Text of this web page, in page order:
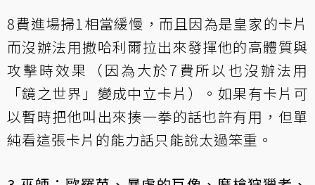
8費進場掃1相當緩慢，而且因為是皇家的卡片
而沒辦法用撒哈利爾拉出來發揮他的高體質與
攻擊時效果（因為大於7費所以也沒辦法用
「鏡之世界 」變成中立卡片）。如果有卡片可
以暫時把他叫出來揍一拳的話也許有用，但單
純看這張卡片的能力話只能說太過笨重。